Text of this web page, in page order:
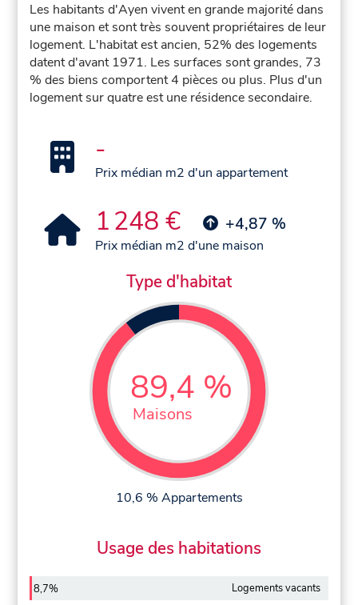
Les habitants d'Ayen vivent en grande majorité dans
une maison et sont très souvent propriétaires de leur
logement. L'habitat est ancien, 52% des logements
datent d'avant 1971. Les surfaces sont grandes, 73
% des biens comportent 4 pièces ou plus. Plus d'un
logement sur quatre est une résidence secondaire.
-
Prix médian m2 d'un appartement
1 248 € +4,87 %
Prix médian m2 d'une maison
Type d'habitat
89,4 %
Maisons
10,6 % Appartements
Usage des habitations
8,7% Logements vacants